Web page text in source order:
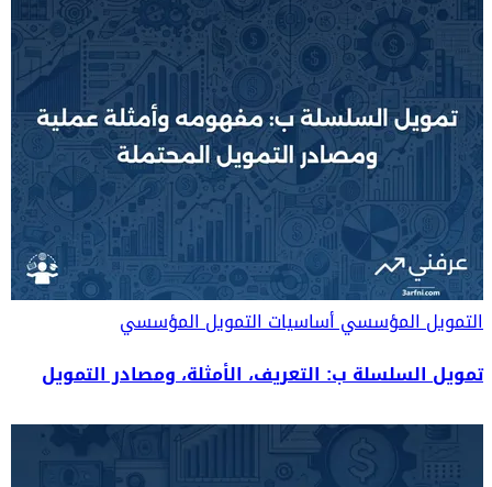
التمويل المؤسسيأساسيات التمويل المؤسسي
تمويل السلسلة ب: التعريف، الأمثلة، ومصادر التمويل